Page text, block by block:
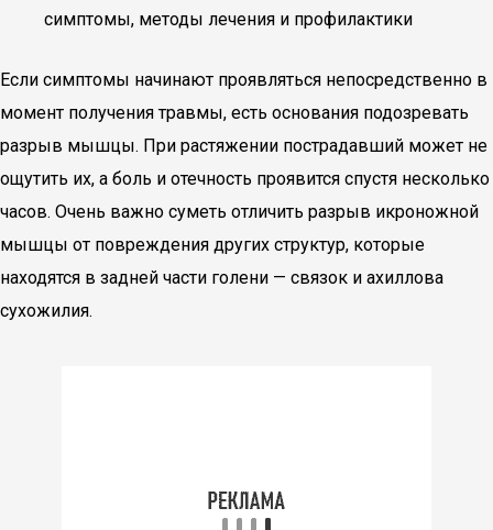
симптомы, методы лечения и профилактики
Если симптомы начинают проявляться непосредственно в
момент получения травмы, есть основания подозревать
разрыв мышцы. При растяжении пострадавший может не
ощутить их, а боль и отечность проявится спустя несколько
часов. Очень важно суметь отличить разрыв икроножной
мышцы от повреждения других структур, которые
находятся в задней части голени — связок и ахиллова
сухожилия.